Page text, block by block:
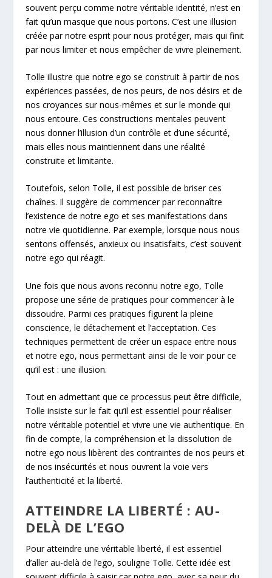
souvent perçu comme notre véritable identité, n’est en
fait qu’un masque que nous portons. C’est une illusion
créée par notre esprit pour nous protéger, mais qui finit
par nous limiter et nous empêcher de vivre pleinement.
Tolle illustre que notre ego se construit à partir de nos
expériences passées, de nos peurs, de nos désirs et de
nos croyances sur nous-mêmes et sur le monde qui
nous entoure. Ces constructions mentales peuvent
nous donner l’illusion d’un contrôle et d’une sécurité,
mais elles nous maintiennent dans une réalité
construite et limitante.
Toutefois, selon Tolle, il est possible de briser ces
chaînes. Il suggère de commencer par reconnaître
l’existence de notre ego et ses manifestations dans
notre vie quotidienne. Par exemple, lorsque nous nous
sentons offensés, anxieux ou insatisfaits, c’est souvent
notre ego qui réagit.
Une fois que nous avons reconnu notre ego, Tolle
propose une série de pratiques pour commencer à le
dissoudre. Parmi ces pratiques figurent la pleine
conscience, le détachement et l’acceptation. Ces
techniques permettent de créer un espace entre nous
et notre ego, nous permettant ainsi de le voir pour ce
qu’il est : une illusion.
Tout en admettant que ce processus peut être difficile,
Tolle insiste sur le fait qu’il est essentiel pour réaliser
notre véritable potentiel et vivre une vie authentique. En
fin de compte, la compréhension et la dissolution de
notre ego nous libèrent des contraintes de nos peurs et
de nos insécurités et nous ouvrent la voie vers
l’authenticité et la liberté.
ATTEINDRE LA LIBERTÉ : AU-
DELÀ DE L’EGO
Pour atteindre une véritable liberté, il est essentiel
d’aller au-delà de l’ego, souligne Tolle. Cette idée est